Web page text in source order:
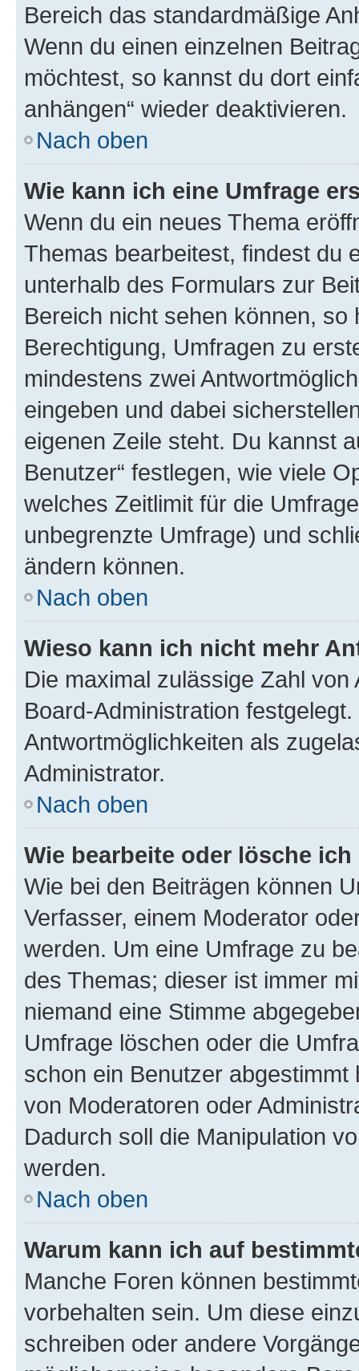
Bereich das standardmäßige
Wenn du einen einzelnen
möchtest, so kannst du dort
anhängen“ wieder deaktivieren.
Nach oben
Wie kann ich eine Umfrage
Wenn du ein neues Thema
Themas bearbeitest, findest du
unterhalb des Formulars zur
Bereich nicht sehen können,
Berechtigung, Umfragen zu
mindestens zwei
eingeben und dabei
eigenen Zeile steht. Du kannst
Benutzer“ festlegen, wie viele
welches Zeitlimit für die
unbegrenzte Umfrage) und
ändern können.
Nach oben
Wieso kann ich nicht mehr
Die maximal zulässige Zahl
Board-Administration
Antwortmöglichkeiten als
Administrator.
Nach oben
Wie bearbeite oder lösche
Wie bei den Beiträgen können
Verfasser, einem Moderator
werden. Um eine Umfrage zu
des Themas; dieser ist immer
niemand eine Stimme
Umfrage löschen oder die
schon ein Benutzer
von Moderatoren oder
Dadurch soll die Manipulation
werden.
Nach oben
Warum kann ich auf
Manche Foren können
vorbehalten sein. Um diese
schreiben oder andere